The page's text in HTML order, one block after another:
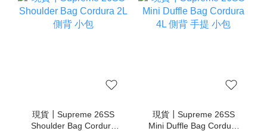
現貨┃Supreme 26SS
Shoulder Bag Cordura
現貨┃Supreme 26SS
Mini Duffle Bag Cordura